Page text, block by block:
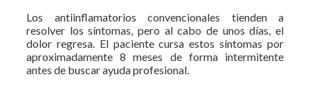
Los antiinflamatorios convencionales tienden a
resolver los síntomas, pero al cabo de unos días, el
dolor regresa. El paciente cursa estos síntomas por
aproximadamente 8 meses de forma intermitente
antes de buscar ayuda profesional.